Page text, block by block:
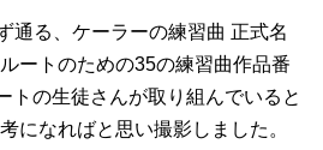
通る、ケーラーの練習曲 正式名
ートのための35の練習曲作品番
トの生徒さんが取り組んでいると
になればと思い撮影しました。